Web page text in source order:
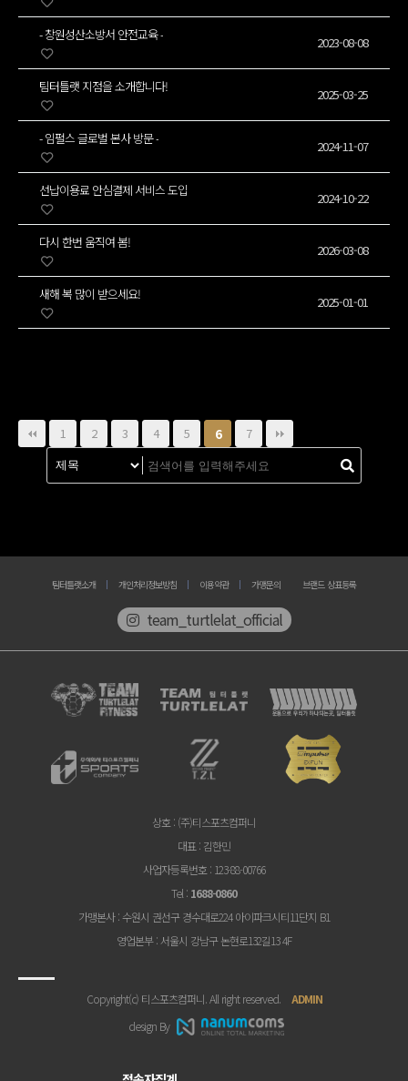
- 창원성산소방서 안전교육 - 2023-08-08
팀터틀랫 지점을 소개합니다! 2025-03-25
- 임펄스 글로벌 본사 방문 - 2024-11-07
선납이용료 안심결제 서비스 도입 2024-10-22
다시 한번 움직여 봄! 2026-03-08
새해 복 많이 받으세요! 2025-01-01
1 2 3 4 5 6 7
팀터틀랫소개 개인처리정보방침 이용약관 가맹문의 브랜드 상표등록
team_turtlelat_official
상호 : (주)티스포츠컴퍼니
대표 : 김한민
사업자등록번호 : 123-88-00766
Tel : 1688-0860
가맹본사: 수원시 권선구 경수대로224 아이파크시티11단지 B1
영업본부: 서울시 강남구 논현로132길13 4F
Copyright(c) 티스포츠컴퍼니. All right reserved. ADMIN
design By